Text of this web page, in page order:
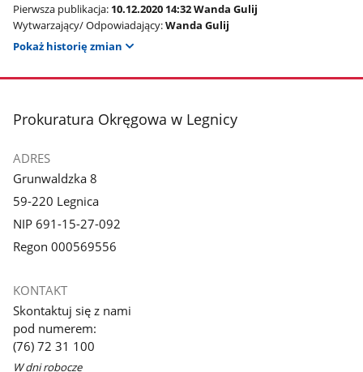
Pierwsza publikacja: 10.12.2020 14:32 Wanda Gulij
Wytwarzający/ Odpowiadający:Wanda Gulij
Pokaż historię zmian
stopka
Prokuratura Okręgowa w Legnicy
ADRES
Grunwaldzka 8
59-220 Legnica
NIP 691-15-27-092
Regon 000569556
KONTAKT
Skontaktuj się z nami
pod numerem:
(76) 72 31 100
W dni robocze